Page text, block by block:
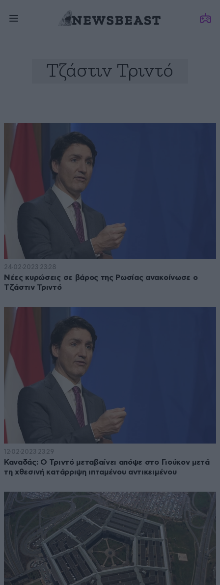
Τζάστιν Τριντό
24·02·2023 23:28
Νέες κυρώσεις σε βάρος της Ρωσίας ανακοίνωσε ο
Τζάστιν Τριντό
12·02·2023 23:29
Καναδάς: Ο Τριντό μεταβαίνει απόψε στο Γιούκον μετά
τη χθεσινή κατάρριψη ιπταμένου αντικειμένου